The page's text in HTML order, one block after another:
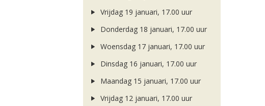
Vrijdag 19 januari, 17.00 uur
Donderdag 18 januari, 17.00 uur
Woensdag 17 januari, 17.00 uur
Dinsdag 16 januari, 17.00 uur
Maandag 15 januari, 17.00 uur
Vrijdag 12 januari, 17.00 uur